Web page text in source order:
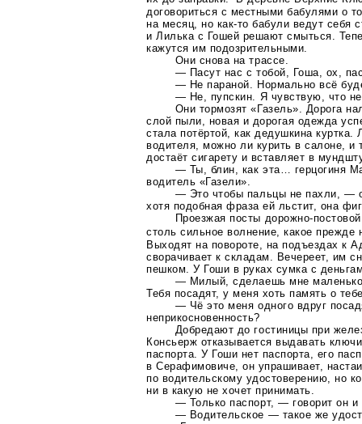
договориться с местными бабулями о
на месяц, но как-то бабули ведут себя
и Лилька с Гошей решают смыться.
кажутся им подозрительными.
Они снова на трассе.
— Пасут нас с тобой, Гоша, ох,
— Не параной. Нормально всё
— Не, пупскин. Я чувствую, что
Они тормозят «Газель». Дорога
слой пыли, новая и дорогая одежда
стала потёртой, как дедушкина куртка.
водителя, можно ли курить в салоне, и
достаёт сигарету и вставляет в
— Ты, блин, как эта… герцогиня
водитель «Газели».
— Это чтобы пальцы не пахли, —
хотя подобная фраза ей льстит, она
Проезжая посты дорожно-постовой
столь сильное волнение, какое
Выходят на повороте, на подъездах к
сворачивает к складам. Вечереет, им
пешком. У Гоши в руках сумка с
— Милый, сделаешь мне
Тебя посадят, у меня хоть память о
— Чё это меня одного вдруг
неприкосновенность?
Добредают до гостиницы при
Консьерж отказывается выдавать
паспорта. У Гоши нет паспорта, его
в Серафимовиче, он упрашивает,
по водительскому удостоверению, но
ни в какую не хочет принимать.
— Только паспорт, — говорит он и
— Водительское — такое же